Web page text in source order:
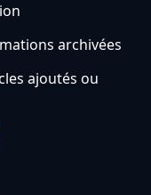
archivées
ajoutés ou